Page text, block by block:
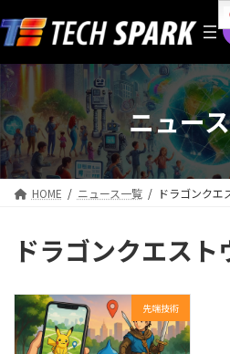
ン
テ
ン
ツ
へ
ス
キ
ッ
プ
ビ
ゲ
ー
シ
ョ
ン
に
移
動
ニュー
HOME ニュース一覧 ドラゴンクエ
ドラゴンクエスト
先端技術